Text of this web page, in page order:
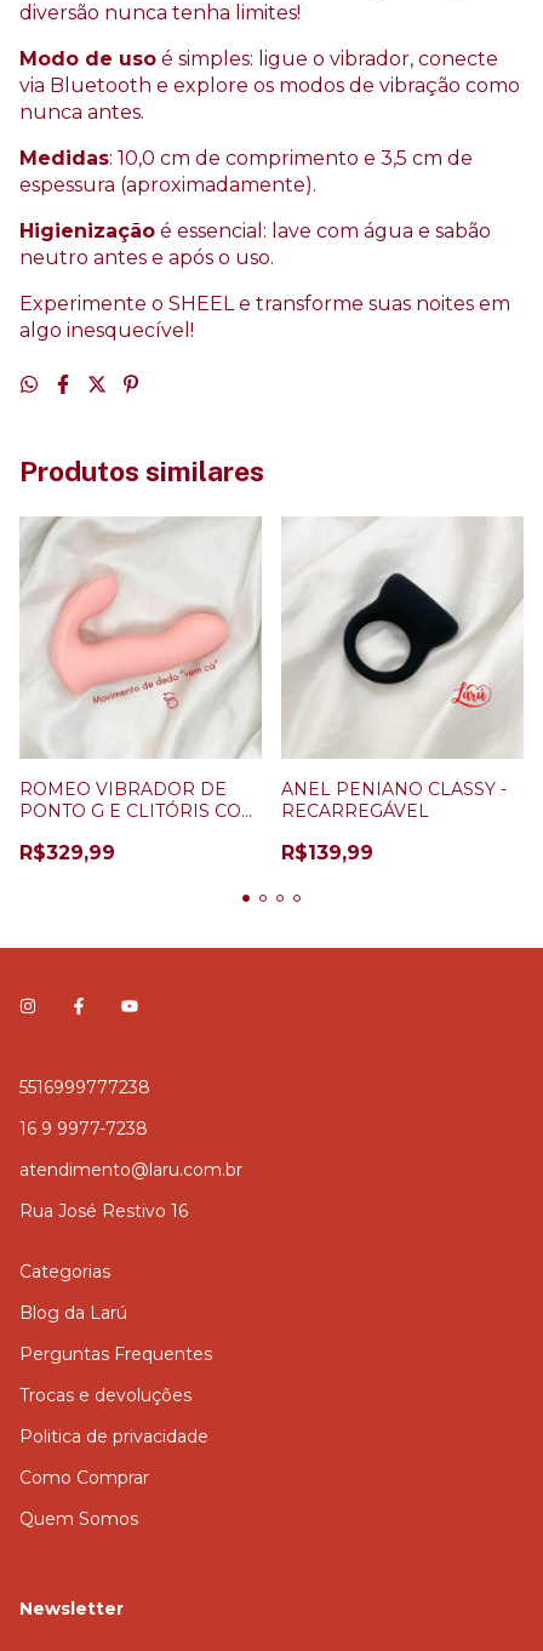
diversão nunca tenha limites!
Modo de uso é simples: ligue o vibrador, conecte
via Bluetooth e explore os modos de vibração como
nunca antes.
Medidas: 10,0 cm de comprimento e 3,5 cm de
espessura (aproximadamente).
Higienização é essencial: lave com água e sabão
neutro antes e após o uso.
Experimente o SHEEL e transforme suas noites em
algo inesquecível!
Produtos similares
ROMEO VIBRADOR DE
PONTO G E CLITÓRIS COM
R$329,99
ANEL PENIANO CLASSY -
RECARREGÁVEL
R$139,99
5516999777238
16 9 9977-7238
atendimento@laru.com.br
Rua José Restivo 16
Categorias
Blog da Larú
Perguntas Frequentes
Trocas e devoluções
Politica de privacidade
Como Comprar
Quem Somos
Newsletter